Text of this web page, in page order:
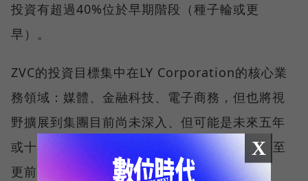
投資有超過40%位於早期階段（種子輪或更
早）。
ZVC的投資目標集中在LY Corporation的核心業
務領域：媒體、金融科技、電子商務，但也將視
野擴展到集團目前尚未深入、但可能是未來五年
或十年戰略方向的領域，例如AI、深科技，甚至
更前瞻的太空科技和機器人。
X